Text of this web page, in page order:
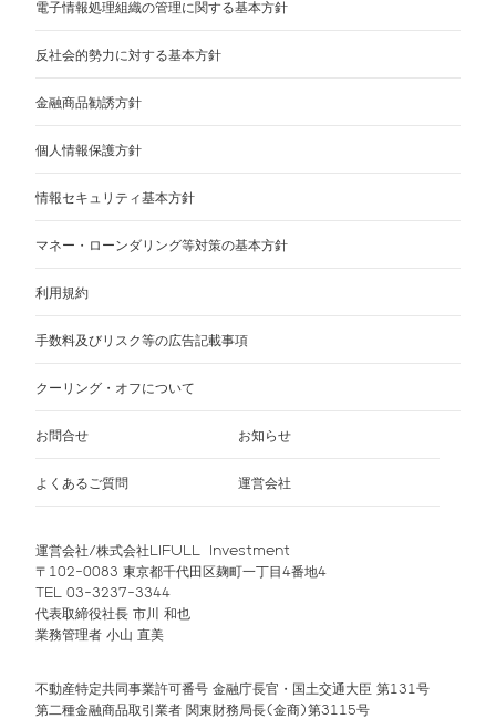
電子情報処理組織の管理に関する基本方針
反社会的勢力に対する基本方針
金融商品勧誘方針
個人情報保護方針
情報セキュリティ基本方針
マネー・ローンダリング等対策の基本方針
利用規約
手数料及びリスク等の広告記載事項
クーリング・オフについて
お問合せ お知らせ
よくあるご質問 運営会社
運営会社/株式会社LIFULL Investment
〒102-0083 東京都千代田区麹町一丁目4番地4
TEL 03-3237-3344
代表取締役社長 市川 和也
業務管理者 小山 直美
不動産特定共同事業許可番号 金融庁長官・国土交通大臣 第131号
第二種金融商品取引業者 関東財務局長(金商)第3115号